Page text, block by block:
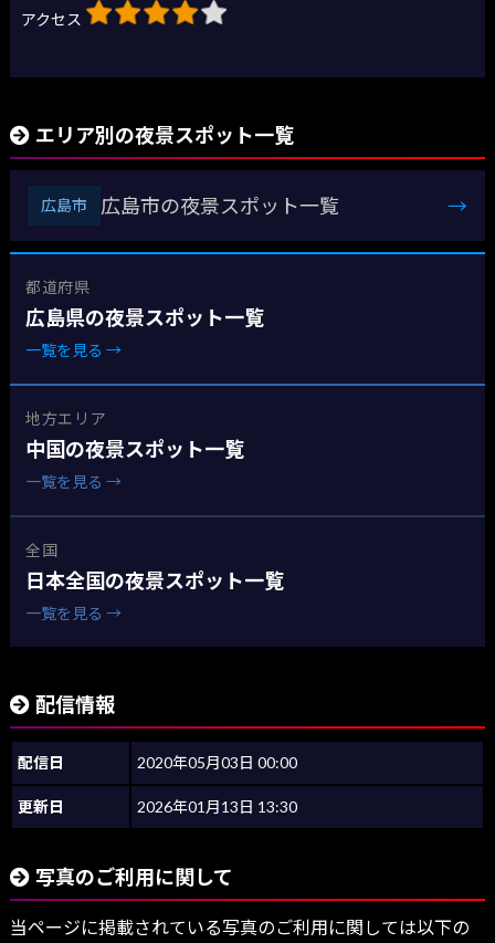
アクセス
エリア別の夜景スポット一覧
広島市 広島市の夜景スポット一覧 →
都道府県
広島県の夜景スポット一覧
一覧を見る →
地方エリア
中国の夜景スポット一覧
一覧を見る →
全国
日本全国の夜景スポット一覧
一覧を見る →
配信情報
配信日 2020年05月03日 00:00
更新日 2026年01月13日 13:30
写真のご利用に関して
当ページに掲載されている写真のご利用に関しては以下の